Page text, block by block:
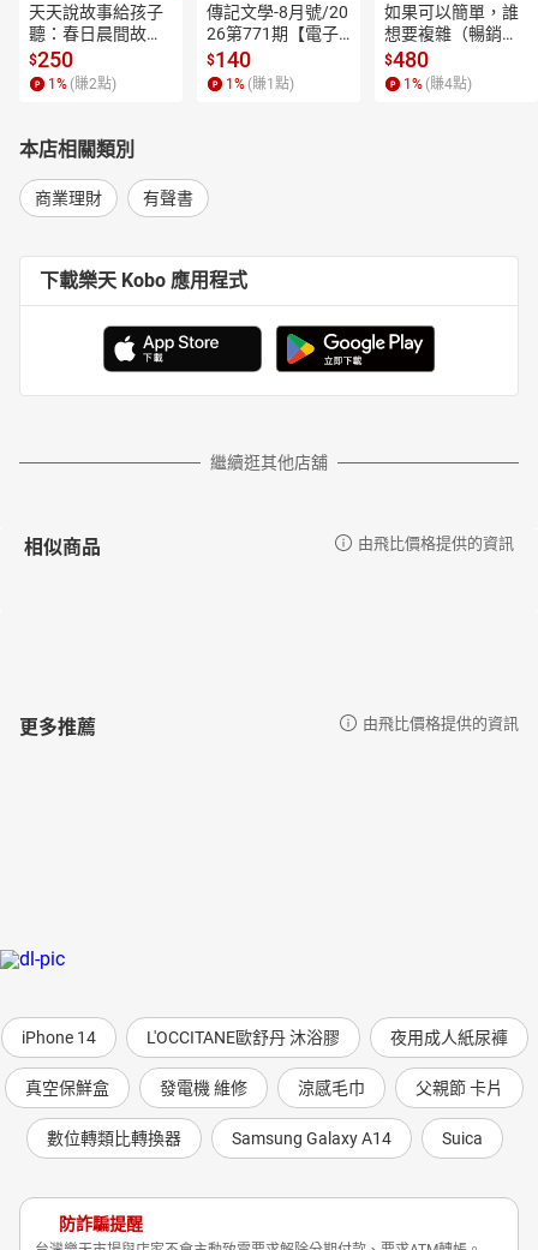
天天說故事給孩子
聽：春日晨間故事
【有聲書】
$250
1 % (賺2點)
傳記文學-8月號/20
26第771期【電子
書】
$140
1 % (賺1 點)
如果可以簡單，誰
想要複雜（暢銷經
典新編版）【電子
書】
$480
1 % (賺4點)
本店相關類別
商業理財 有聲書
下載樂天 Kobo 應用程式
繼續逛其他店舖
相似商品 由飛比價格提供的資訊
更多推薦 由飛比價格提供的資訊
iPhone 14 L'OCCITANE歐舒丹 沐浴膠 夜用成人紙尿褲
真空保鮮盒 發電機 維修 涼感毛巾 父親節 卡片
數位轉類比轉換器 Samsung Galaxy A14 Suica
防詐騙提醒